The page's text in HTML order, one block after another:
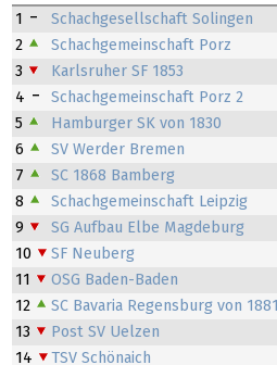
1 Schachgesellschaft Solingen
2
Schachgemeinschaft Porz
3
Karlsruher SF 1853
4
Schachgemeinschaft Porz 2
5
Hamburger SK von 1830
6
SV Werder Bremen
7
SC 1868 Bamberg
8
Schachgemeinschaft Leipzig
9
SG Aufbau Elbe Magdeburg
10
SF Neuberg
11
OSG Baden-Baden
12
SC Bavaria Regensburg von 1881
13
Post SV Uelzen
14
TSV Schönaich